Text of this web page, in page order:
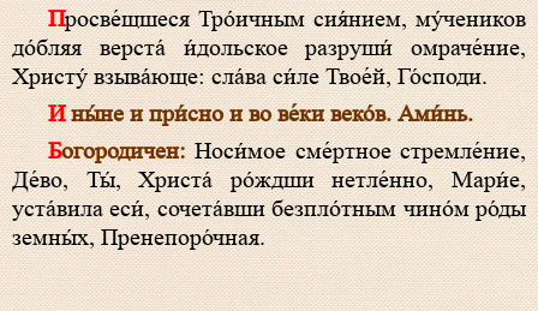
Просве́щшеся Тро́ичным сия́нием, му́чеников
до́бляя верста́ и́дольское разруши́ омраче́ние,
Христу́ взыва́юще: сла́ва си́ле Твое́й, Го́споди.
И ны́не и при́сно и во ве́ки веко́в. Ами́нь.
Богородичен:Носи́мое сме́ртное стремле́ние,
Де́во, Ты́, Христа́ ро́ждши нетле́нно, Мари́е,
уста́вила еси́, сочета́вши безпло́тным чино́м ро́ды
земны́х, Пренепоро́чная.